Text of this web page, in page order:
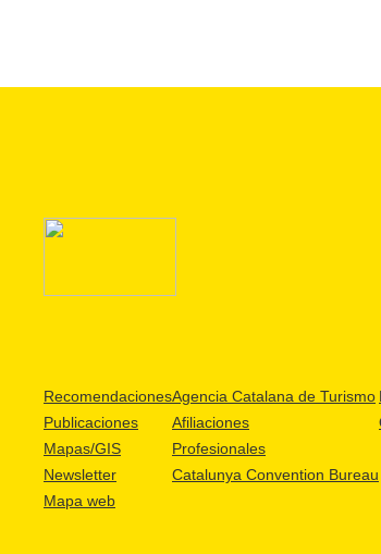
Recomendaciones
Publicaciones
Mapas/GIS
Newsletter
Mapa web
Agencia Catalana de Turismo
Afiliaciones
Profesionales
Catalunya Convention Bureau